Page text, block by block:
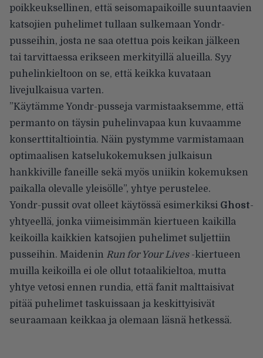
poikkeuksellinen, että seisomapaikoille suuntaavien
katsojien puhelimet tullaan sulkemaan Yondr-
pusseihin, josta ne saa otettua pois keikan jälkeen
tai tarvittaessa erikseen merkityillä alueilla. Syy
puhelinkieltoon on se, että keikka kuvataan
livejulkaisua varten.
”Käytämme Yondr-pusseja varmistaaksemme, että
permanto on täysin puhelinvapaa kun kuvaamme
konserttitaltiointia. Näin pystymme varmistamaan
optimaalisen katselukokemuksen julkaisun
hankkiville faneille sekä myös uniikin kokemuksen
paikalla olevalle yleisölle”, yhtye perustelee.
Yondr-pussit ovat olleet käytössä esimerkiksi Ghost-
yhtyeellä, jonka viimeisimmän kiertueen kaikilla
keikoilla kaikkien katsojien puhelimet suljettiin
pusseihin. Maidenin Run for Your Lives-kiertueen
muilla keikoilla ei ole ollut totaalikieltoa, mutta
yhtye vetosi ennen rundia, että fanit malttaisivat
pitää puhelimet taskuissaan ja keskittyisivät
seuraamaan keikkaa ja olemaan läsnä hetkessä.